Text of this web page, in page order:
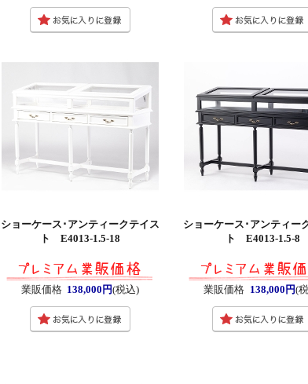
ショーケース･アンティークテイス
ト E4013-1.5-18
業販価格 138,000円(税込)
ショーケース･アンティー
ト E4013-1.5-8
業販価格 138,000円(